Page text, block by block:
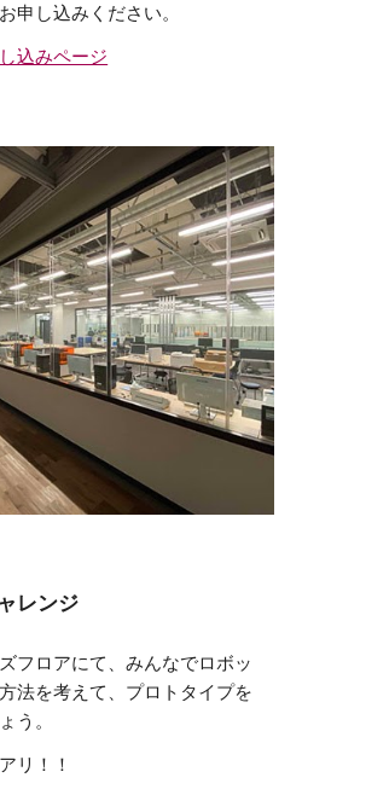
申し込みください。
込みページ
レンジ
フロアにて、みんなでロボッ
法を考えて、プロトタイプを
う。
リ！！